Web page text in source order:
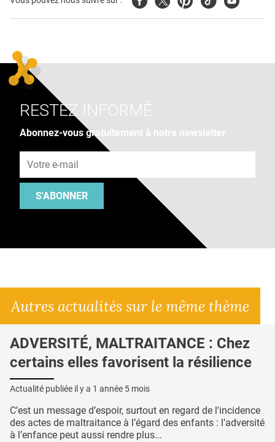
RESTEZ INFORMÉ
Abonnez-vous gratuitement à notre newsletter
S'ABONNER
Autres actualités sur le même thème
ADVERSITÉ, MALTRAITANCE : Chez
certains elles favorisent la résilience
Actualité publiée il y a 1 année 5 mois
C’est un message d’espoir, surtout en regard de l'incidence
des actes de maltraitance à l’égard des enfants : l’adversité
à l’enfance peut aussi rendre plus...